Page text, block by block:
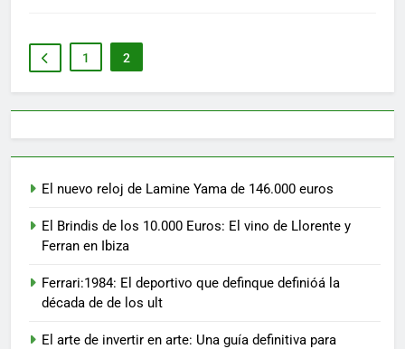
1 2
El nuevo reloj de Lamine Yama de 146.000 euros
El Brindis de los 10.000 Euros: El vino de Llorente y
Ferran en Ibiza
Ferrari:1984: El deportivo que definque definióá la
década de de los ult
El arte de invertir en arte: Una guía definitiva para